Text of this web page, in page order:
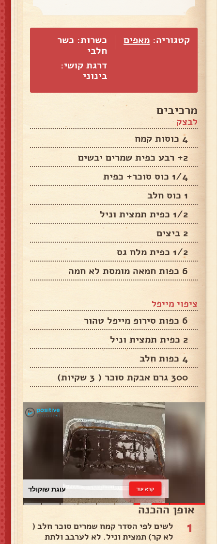
קטגוריה: מאפים
כשרות: כשר
חלבי
דרגת קושי:
בינוני
מרכיבים
לבצק
4 כוסות קמח
2+ רבע כפית שמרים יבשים
1/4 כוס סוכר+ כפית
1 כוס חלב
1/2 כפית תמצית וניל
2 ביצים
1/2 כפית מלח גס
6 כפות חמאה מומסת לא חמה
ציפוי מייפל
6 כפות סירופ מייפל טהור
2 כפית תמצית וניל
4 כפות חלב
300 גרם אבקת סוכר ( 3 שקיות)
עוגת שוקולד קרא עוד
אופן ההכנה
1
לשים לפי הסדר קמח שמרים סוכר חלב (
לא קר) תמצית וניל. לא לערבב ולתת